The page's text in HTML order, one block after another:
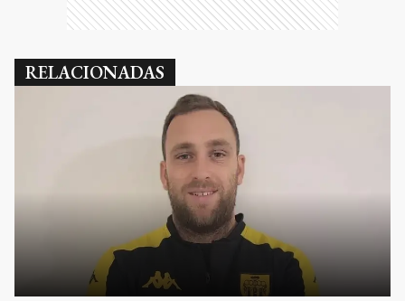
RELACIONADAS